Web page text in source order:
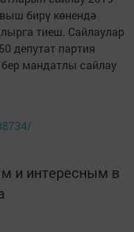
бирү көнендә
тиеш. Сайлаулар
депутат партия
бер мандатлы сайлау
и интересным в